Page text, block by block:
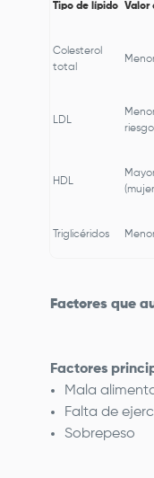
Tipo de lípido Valor
Colesterol
total
LDL
HDL
Triglicéridos
Factores que
Factores
Mala
Falta de
Sobrepeso